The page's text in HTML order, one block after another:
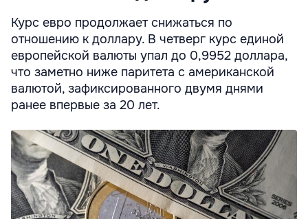
Курс евро продолжает снижаться по
отношению к доллару. В четверг курс единой
европейской валюты упал до 0,9952 доллара,
что заметно ниже паритета с американской
валютой, зафиксированного двумя днями
ранее впервые за 20 лет.